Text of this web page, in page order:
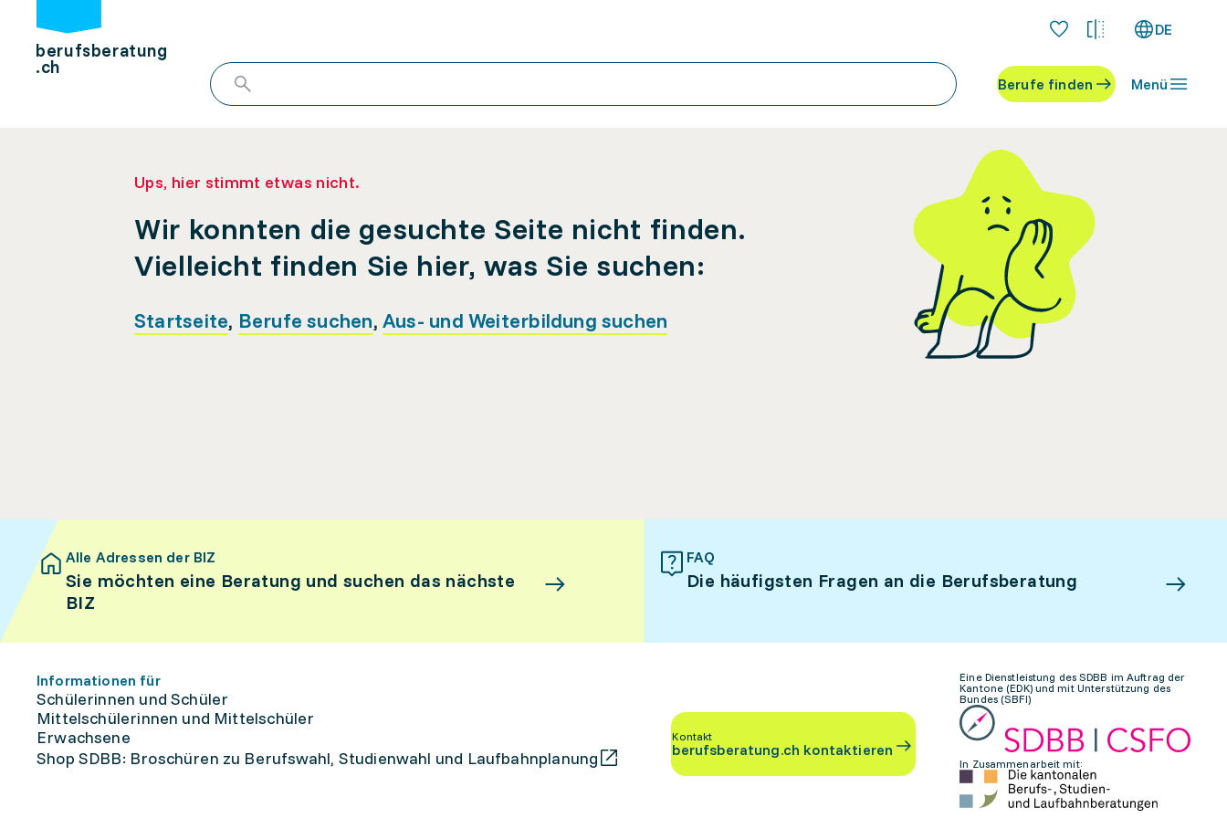
berufsberatung
.ch
DE
Berufe finden Menü
Ups, hier stimmt etwas nicht.
Wir konnten die gesuchte Seite nicht finden.
Vielleicht finden Sie hier, was Sie suchen:
Startseite, Berufe suchen, Aus- und Weiterbildung suchen
Alle Adressen der BIZ
Sie möchten eine Beratung und suchen das nächste
BIZ
FAQ
Die häufigsten Fragen an die Berufsberatung
Informationen für
Schülerinnen und Schüler
Mittelschülerinnen und Mittelschüler
Erwachsene
Shop SDBB: Broschüren zu Berufswahl, Studienwahl und Laufbahnplanung
Kontakt
berufsberatung.ch kontaktieren
Eine Dienstleistung des SDBB im Auftrag der
Kantone (EDK) und mit Unterstützung des
Bundes (SBFI)
In Zusammenarbeit mit: